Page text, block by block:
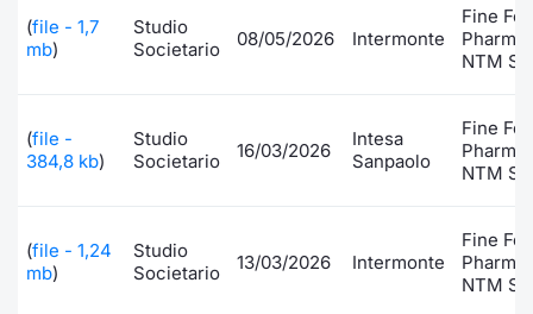
(file - 1,7
mb)
Studio
Societario
08/05/2026 Intermonte
Fine
NTM
(file -
384,8 kb)
Studio
Societario
16/03/2026
Intesa
Sanpaolo
Fine
NTM
(file - 1,24
mb)
Studio
Societario
13/03/2026 Intermonte
Fine
NTM
Documenti
Calendario Conferenze
Cambi
Per
BONO
BUND
KID/
Milan
BTP
Notizie
Notizie e Formazione Servizi
Analisi
Mifid 2